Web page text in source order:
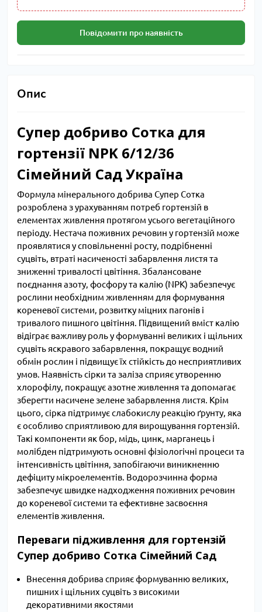
Повідомити про наявність
Опис
Супер добриво Сотка для
гортензії NPK 6/12/36
Сімейний Сад Україна
Формула мінерального добрива Супер Сотка
розроблена з урахуванням потреб гортензій в
елементах живлення протягом усього вегетаційного
періоду. Нестача поживних речовин у гортензій може
проявлятися у сповільненні росту, подрібненні
суцвіть, втраті насиченості забарвлення листя та
зниженні тривалості цвітіння. Збалансоване
поєднання азоту, фосфору та калію (NPK) забезпечує
рослини необхідним живленням для формування
кореневої системи, розвитку міцних пагонів і
тривалого пишного цвітіння. Підвищений вміст калію
відіграє важливу роль у формуванні великих і щільних
суцвіть яскравого забарвлення, покращує водний
обмін рослин і підвищує їх стійкість до несприятливих
умов. Наявність сірки та заліза сприяє утворенню
хлорофілу, покращує азотне живлення та допомагає
зберегти насичене зелене забарвлення листя. Крім
цього, сірка підтримує слабокислу реакцію ґрунту, яка
є особливо сприятливою для вирощування гортензій.
Такі компоненти як бор, мідь, цинк, марганець і
молібден підтримують основні фізіологічні процеси та
інтенсивність цвітіння, запобігаючи виникненню
дефіциту мікроелементів. Водорозчинна форма
забезпечує швидке надходження поживних речовин
до кореневої системи та ефективне засвоєння
елементів живлення.
Переваги підживлення для гортензій
Супер добриво Сотка Сімейний Сад
Внесення добрива сприяє формуванню великих,
пишних і щільних суцвіть з високими
декоративними якостями